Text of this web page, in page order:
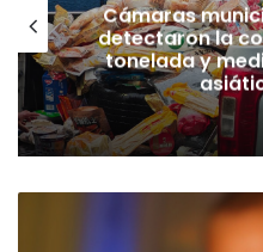
Cámaras
detectaron la
tonelada y